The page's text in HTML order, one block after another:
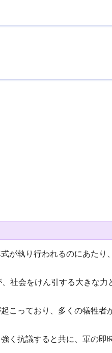
が執り行われるのにあたり
社会をけん引する大きな力
こっており、多くの犠牲者
く抗議すると共に、軍の即